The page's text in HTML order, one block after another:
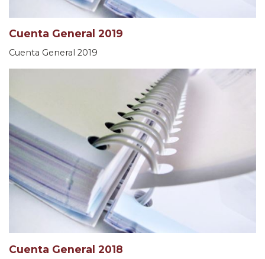
Cuenta General 2019
Cuenta General 2019
Cuenta General 2018